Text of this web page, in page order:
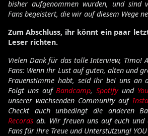
bisher aufgenommen wurden, und sind
Fans begeistert, die wir auf diesem Wege
Zum Abschluss, ihr könnt ein paar
Leser richten.
Vielen Dank für das tolle Interview, Timo!
Fans: Wenn ihr Lust auf guten, alten und
Frauenstimme habt, seid ihr bei uns an
Folgt uns auf Bandcamp,Spotifyund
unserer wachsenden Community auf
Checkt auch unbedingt die anderen
Records ab. Wir freuen uns auf euch und
Fans für ihre Treue und Unterstützung! YOU